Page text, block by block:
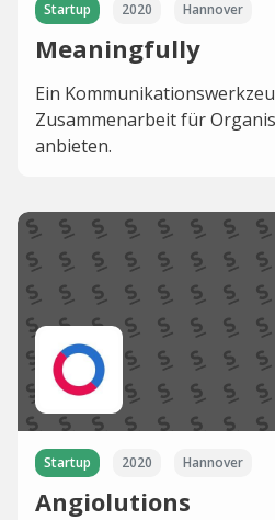
Startup 2020 Hannover
Meaningfully
Ein
Zusammenarbeit für
anbieten.
Startup 2020 Hannover
Angiolutions